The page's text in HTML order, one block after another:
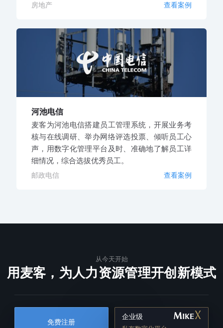
房地产 查看案例
河池电信
麦客为河池电信搭建员工管理系统，开展业务考
核与在线调研、举办网络评选投票、倾听员工心
声，用数字化管理平台及时、准确地了解员工详
细情况，综合选拔优秀员工。
邮政电信 查看案例
从今天开始
用麦客，为人力资源管理开创新模式
免费注册
企业级